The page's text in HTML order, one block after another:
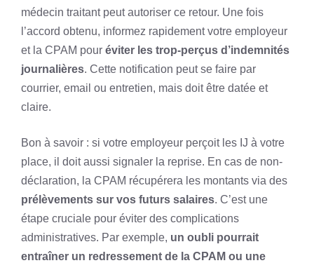
médecin traitant peut autoriser ce retour. Une fois
l’accord obtenu, informez rapidement votre employeur
et la CPAM pour éviter les trop-perçus d’indemnités
journalières. Cette notification peut se faire par
courrier, email ou entretien, mais doit être datée et
claire.
Bon à savoir : si votre employeur perçoit les IJ à votre
place, il doit aussi signaler la reprise. En cas de non-
déclaration, la CPAM récupérera les montants via des
prélèvements sur vos futurs salaires. C’est une
étape cruciale pour éviter des complications
administratives. Par exemple, un oubli pourrait
entraîner un redressement de la CPAM ou une